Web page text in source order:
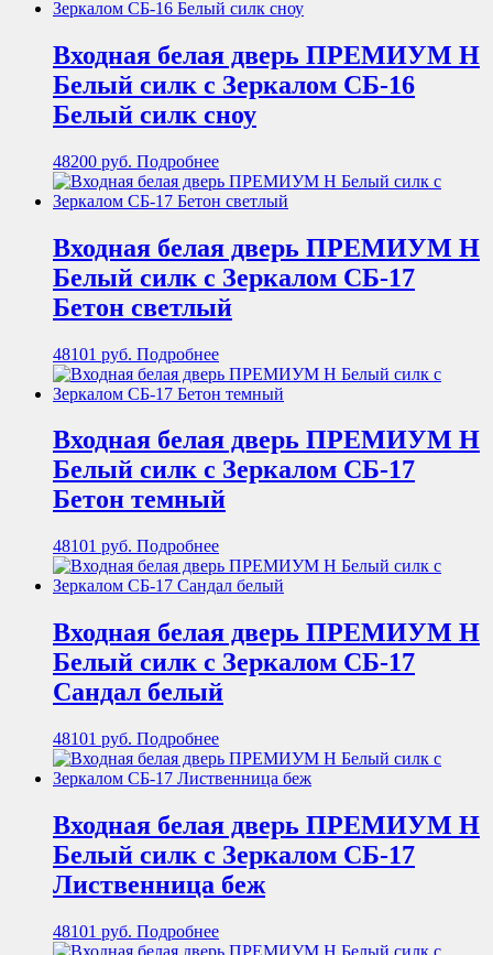
Входная белая дверь ПРЕМИУМ Н
Белый силк с Зеркалом СБ-16
Белый силк сноу
48200 руб. Подробнее
Входная белая дверь ПРЕМИУМ Н
Белый силк с Зеркалом СБ-17
Бетон светлый
48101 руб. Подробнее
Входная белая дверь ПРЕМИУМ Н
Белый силк с Зеркалом СБ-17
Бетон темный
48101 руб. Подробнее
Входная белая дверь ПРЕМИУМ Н
Белый силк с Зеркалом СБ-17
Сандал белый
48101 руб. Подробнее
Входная белая дверь ПРЕМИУМ Н
Белый силк с Зеркалом СБ-17
Лиственница беж
48101 руб. Подробнее